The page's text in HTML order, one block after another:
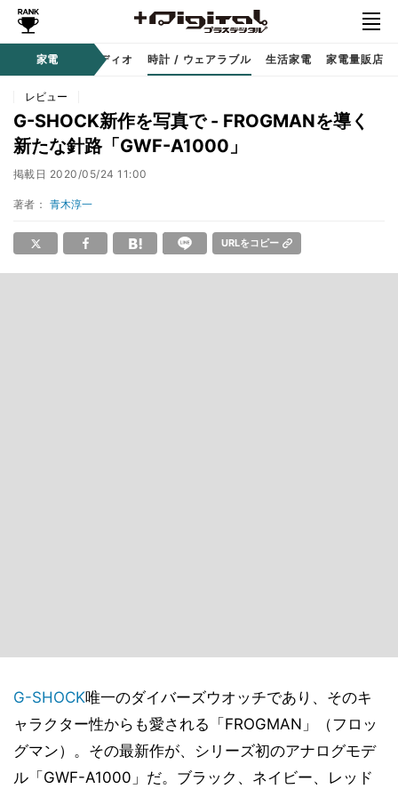
家電
サウンド / オーディオ 時計 / ウェアラブル 生活家電 家電量販店
レビュー
G-SHOCK新作を写真で - FROGMANを導く
新たな針路「GWF-A1000」
掲載日 2020/05/24 11:00
著者： 青木淳一
URLをコピー
G-SHOCK唯一のダイバーズウオッチであり、そのキ
ャラクター性からも愛される「FROGMAN」（フロッ
グマン）。その最新作が、シリーズ初のアナログモデ
ル「GWF-A1000」だ。ブラック、ネイビー、レッド